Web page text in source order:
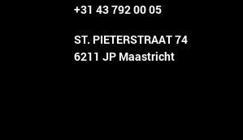
+31 43 792 00 05
ST. PIETERSTRAAT 74
6211 JP Maastricht